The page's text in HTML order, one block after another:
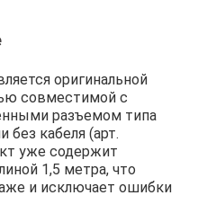
оригинальной
совместимой с
разъемом типа
без кабеля (арт.
уже содержит
1,5 метра, что
и исключает ошибки